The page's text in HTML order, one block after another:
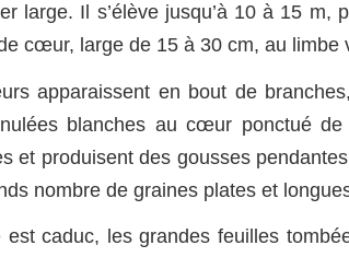
large. Il s’élève jusqu’à 10 à 15
cœur, large de 15 à 30 cm, au limbe
apparaissent en bout de
blanches au cœur ponctué
et produisent des gousses
nombre de graines plates et
est caduc, les grandes feuilles